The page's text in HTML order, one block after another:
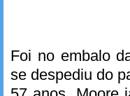
Foi no embalo
se despediu do